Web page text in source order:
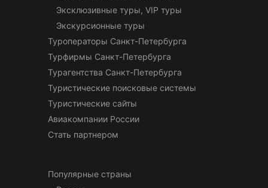
Эксклюзивные туры, VIP туры
Экскурсионные туры
Туроператоры Санкт-Петербурга
Турфирмы Санкт-Петербурга
Турагентства Санкт-Петербурга
Туристические поисковые системы
Туристические сайты
Авиакомпании России
Стать партнером
Популярные страны